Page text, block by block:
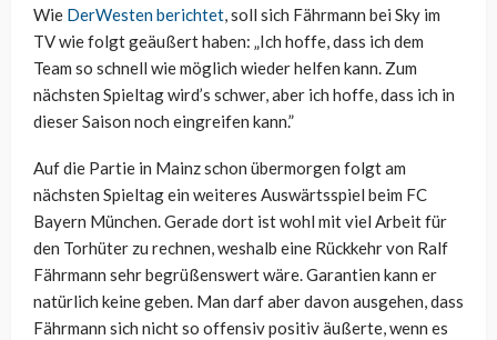
Wie DerWesten berichtet, soll sich Fährmann bei Sky im
TV wie folgt geäußert haben: „Ich hoffe, dass ich dem
Team so schnell wie möglich wieder helfen kann. Zum
nächsten Spieltag wird’s schwer, aber ich hoffe, dass ich in
dieser Saison noch eingreifen kann.”
Auf die Partie in Mainz schon übermorgen folgt am
nächsten Spieltag ein weiteres Auswärtsspiel beim FC
Bayern München. Gerade dort ist wohl mit viel Arbeit für
den Torhüter zu rechnen, weshalb eine Rückkehr von Ralf
Fährmann sehr begrüßenswert wäre. Garantien kann er
natürlich keine geben. Man darf aber davon ausgehen, dass
Fährmann sich nicht so offensiv positiv äußerte, wenn es